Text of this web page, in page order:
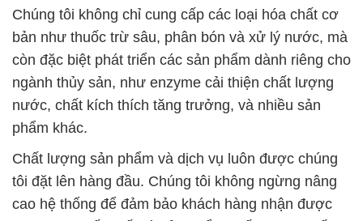
Chúng tôi không chỉ cung cấp các loại hóa chất cơ
bản như thuốc trừ sâu, phân bón và xử lý nước, mà
còn đặc biệt phát triển các sản phẩm dành riêng cho
ngành thủy sản, như enzyme cải thiện chất lượng
nước, chất kích thích tăng trưởng, và nhiều sản
phẩm khác.
Chất lượng sản phẩm và dịch vụ luôn được chúng
tôi đặt lên hàng đầu. Chúng tôi không ngừng nâng
cao hệ thống để đảm bảo khách hàng nhận được